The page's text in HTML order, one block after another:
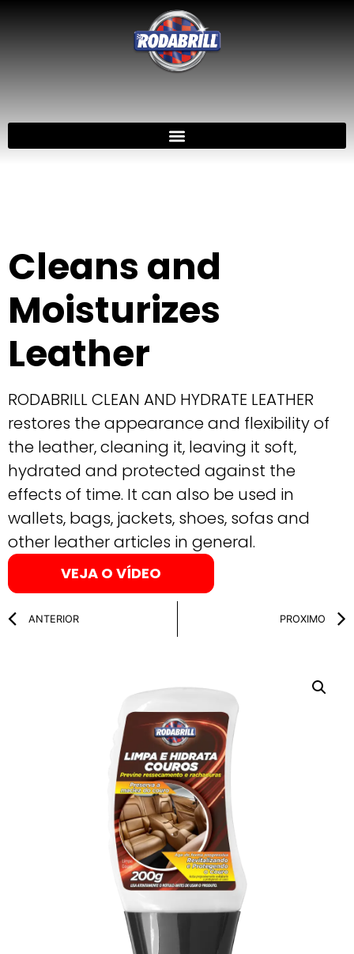
Cleans and
Moisturizes
Leather
RODABRILL CLEAN AND HYDRATE LEATHER
restores the appearance and flexibility of
the leather, cleaning it, leaving it soft,
hydrated and protected against the
effects of time. It can also be used in
wallets, bags, jackets, shoes, sofas and
other leather articles in general.
VEJA O VÍDEO
ANTERIOR PROXIMO